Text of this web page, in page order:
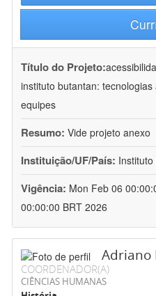
Título do Projeto:
instituto butantan:
equipes
Resumo: Vide projeto anexo
Instituição/UF/País:
Vigência: Mon Feb 06
00:00:00 BRT 2026
Adriano
COORDENADOR(A)
CIÊNCIAS HUMANAS